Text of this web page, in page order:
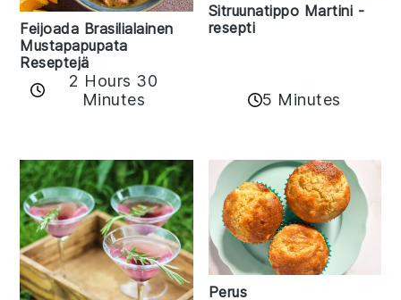
Feijoada Brasilialainen
Mustapapupata
Reseptejä
2 Hours 30
Minutes
Sitruunatippo Martini -
resepti
5 Minutes
Perus